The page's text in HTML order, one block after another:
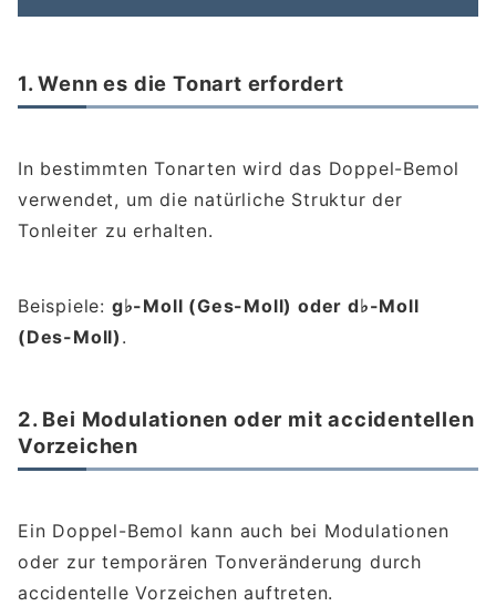
1. Wenn es die Tonart erfordert
In bestimmten Tonarten wird das Doppel-Bemol
verwendet, um die natürliche Struktur der
Tonleiter zu erhalten.
Beispiele: g♭-Moll (Ges-Moll) oder d♭-Moll
(Des-Moll) .
2. Bei Modulationen oder mit accidentellen
Vorzeichen
Ein Doppel-Bemol kann auch bei Modulationen
oder zur temporären Tonveränderung durch
accidentelle Vorzeichen auftreten.